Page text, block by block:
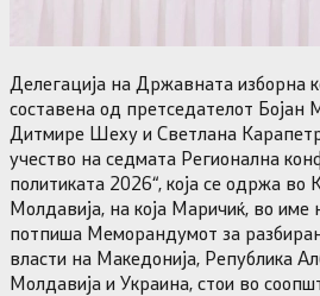
Делегација на Државната изборна
составена од претседателот Бојан
Дитмире Шеху и Светлана
учество на седмата Регионална
политиката 2026“, која се одржа
Молдавија, на која Маричиќ, во име
потпиша Меморандумот за
власти на Македонија, Република
Молдавија и Украина, стои во